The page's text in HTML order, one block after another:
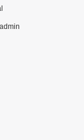
admin